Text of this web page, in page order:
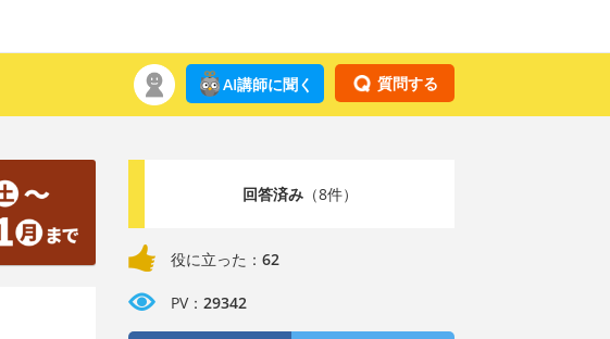
質問する
AI講師に聞く
回答済み（8件）
役に立った： 62
PV： 29342